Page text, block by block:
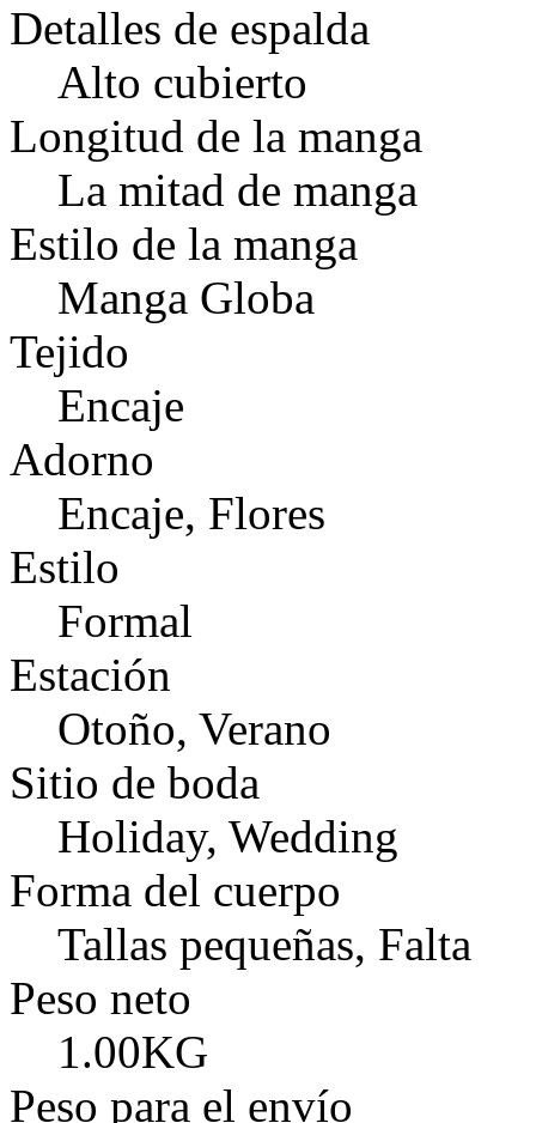
Detalles de espalda
Alto cubierto
Longitud de la manga
La mitad de manga
Estilo de la manga
Manga Globa
Tejido
Encaje
Adorno
Encaje, Flores
Estilo
Formal
Estación
Otoño, Verano
Sitio de boda
Holiday, Wedding
Forma del cuerpo
Tallas pequeñas, Falta
Peso neto
1.00KG
Peso para el envío